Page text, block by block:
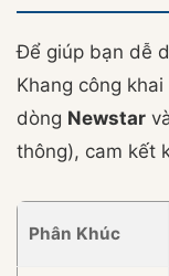
Để giúp bạn dễ
Khang công
dòng Newstar
thông), cam kết
Phân Khúc